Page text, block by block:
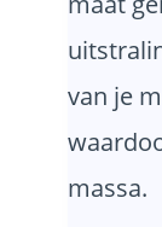
van je
massa.